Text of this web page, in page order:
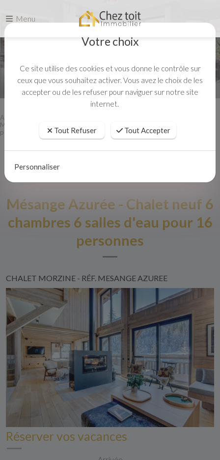
Menu
Accueil
Mésange Azurée - Chalet neuf 6 chambres 6 salles d'eau pour 16
personnes
Mésange Azurée - Chalet neuf 6
chambres 6 salles d'eau pour 16
personnes
CHALET MORZINE - RÉF. MESANGE AZUREE
Réserver vos vacances
Votre choix
Ce site utilise des cookies et vous donne le contrôle sur
ceux que vous souhaitez activer. Vous avez le choix de les
accepter ou de les refuser pour naviguer sur notre site
internet.
Tout Refuser Tout Accepter
Personnaliser